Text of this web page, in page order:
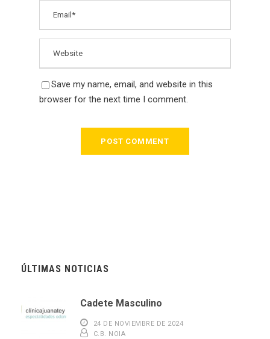
Save my name, email, and website in this
browser for the next time I comment.
ÚLTIMAS NOTICIAS
Cadete Masculino
24 DE NOVIEMBRE DE 2024
C.B. NOIA